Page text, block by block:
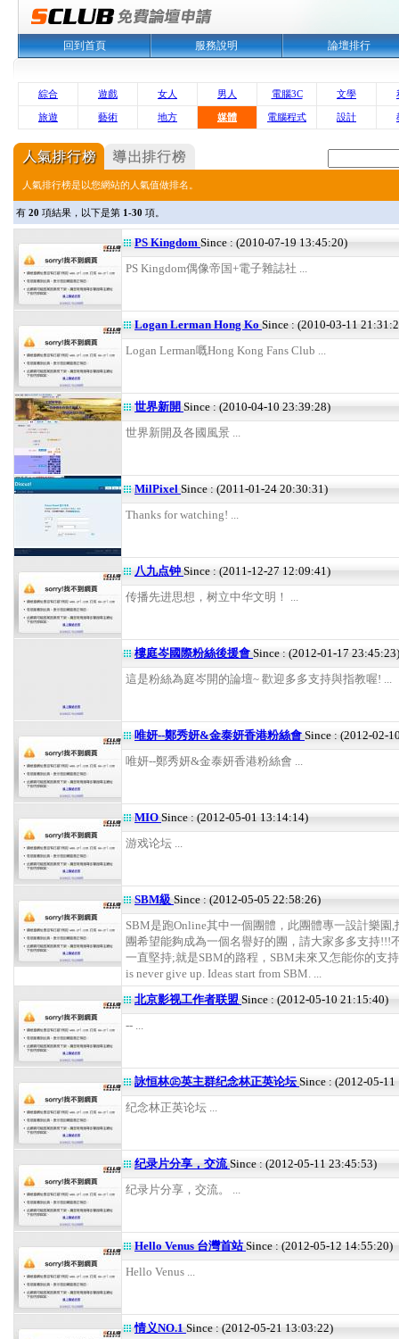
回到首頁 服務說明 論壇排行
綜合 遊戲 女人 男人 電腦3C 文學
旅遊 藝術 地方 媒體 電腦程式 設計
人氣排行榜是以您網站的人氣值做排名。
有 20 項結果，以下是第 1-30 項。
PS Kingdom Since : (2010-07-19 13:45:20)
PS Kingdom偶像帝国+電子雜誌社 ...
Logan Lerman Hong Ko Since : (2010-03-11
Logan Lerman嘅Hong Kong Fans Club ...
世界新開 Since : (2010-04-10 23:39:28)
世界新開及各國風景 ...
MilPixel Since : (2011-01-24 20:30:31)
Thanks for watching! ...
八九点钟 Since : (2011-12-27 12:09:41)
传播先进思想，树立中华文明！ ...
樓庭岑國際粉絲後援會 Since : (2012-01-17 23:45:23)
這是粉絲為庭岑開的論壇~ 歡迎多多支持與指教喔! ...
唯妍--鄭秀妍&金泰妍香港粉絲會 Since : (2012-02-
唯妍--鄭秀妍&金泰妍香港粉絲會 ...
MIO Since : (2012-05-01 13:14:14)
游戏论坛 ...
SBM級 Since : (2012-05-05 22:58:26)
SBM是跑Online其中一個團體，此團體專一設計樂園,
團希望能夠成為一個名譽好的團，請大家多多支持!!!
一直堅持;就是SBM的路程，SBM未來又怎能你的支
is never give up. Ideas start from SBM. ...
北京影视工作者联盟 Since : (2012-05-10 21:15:40)
-- ...
詠恒林㊣英主群纪念林正英论坛Since : (2012-05-
纪念林正英论坛 ...
纪录片分享，交流Since : (2012-05-11 23:45:53)
纪录片分享，交流。 ...
Hello Venus 台灣首站Since : (2012-05-12 14:55:20)
Hello Venus ...
情义NO.1 Since : (2012-05-21 13:03:22)